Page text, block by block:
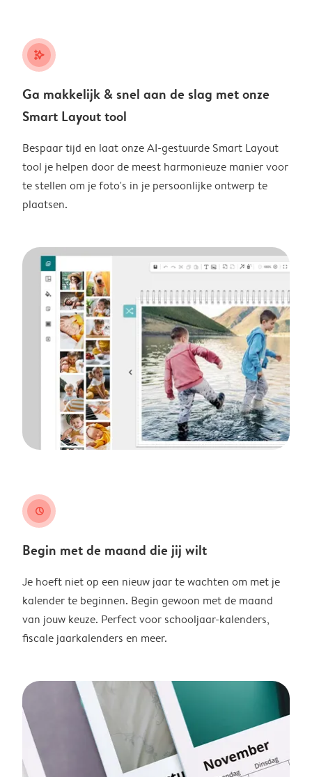
stars_plus
Ga makkelijk & snel aan de slag met onze
Smart Layout tool
Bespaar tijd en laat onze AI-gestuurde Smart Layout
tool je helpen door de meest harmonieuze manier voor
te stellen om je foto's in je persoonlijke ontwerp te
plaatsen.
clock
Begin met de maand die jij wilt
Je hoeft niet op een nieuw jaar te wachten om met je
kalender te beginnen. Begin gewoon met de maand
van jouw keuze. Perfect voor schooljaar-kalenders,
fiscale jaarkalenders en meer.